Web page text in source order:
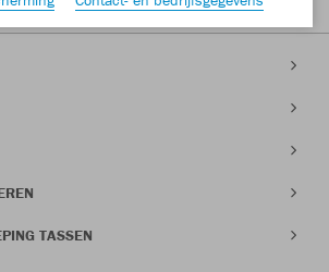
(4,61/5) Trusted Shops
TASSEN